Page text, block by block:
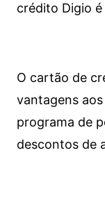
crédito Digio
O cartão de
vantagens
programa de
descontos de